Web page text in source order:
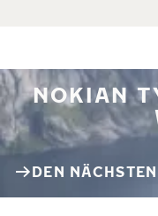
NOKIAN
DEN